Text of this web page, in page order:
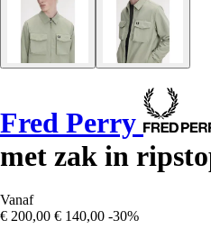
Fred Perry
met zak in
Vanaf
€ 200,00 € 140,00 -30%